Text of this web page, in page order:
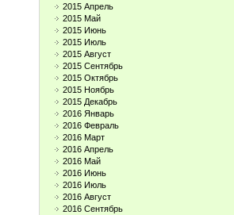
2015 Апрель
2015 Май
2015 Июнь
2015 Июль
2015 Август
2015 Сентябрь
2015 Октябрь
2015 Ноябрь
2015 Декабрь
2016 Январь
2016 Февраль
2016 Март
2016 Апрель
2016 Май
2016 Июнь
2016 Июль
2016 Август
2016 Сентябрь